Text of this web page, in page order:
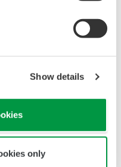
Show details
only
von Yokogawa
indem sie zunächst
Unsere
Projekten, um eine